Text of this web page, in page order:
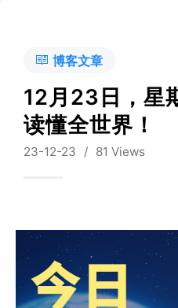
博客文章
12月23日，星
读懂全世界！
23-12-23 / 81 Views